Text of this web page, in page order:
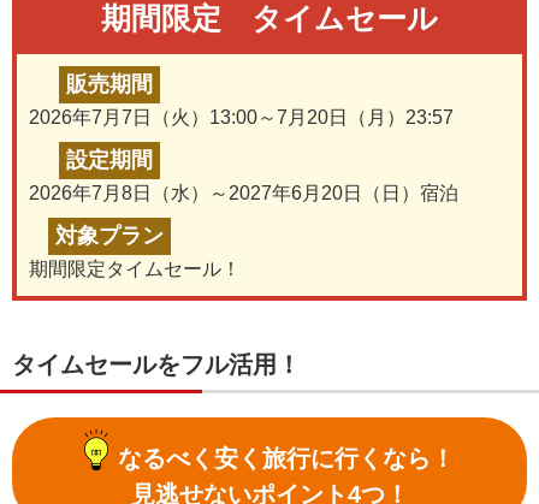
期間限定 タイムセール
販売期間
2026年7月7日（火）13:00～7月20日（月）23:57
設定期間
2026年7月8日（水）～2027年6月20日（日）宿泊
対象プラン
期間限定タイムセール！
タイムセールをフル活用！
なるべく安く旅行に行くなら！
見逃せないポイント4つ！